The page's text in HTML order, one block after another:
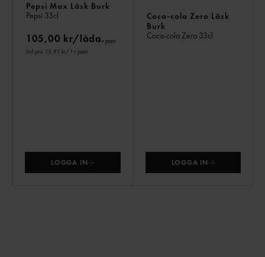
Pepsi Max Läsk Burk
Pepsi 33cl
105,00 kr/låda+ pant
Jmf.pris 15,91 kr/ l + pant
LOGGA IN
Coca-cola Zero Läsk
Burk
Coca-cola Zero 33cl
LOGGA IN